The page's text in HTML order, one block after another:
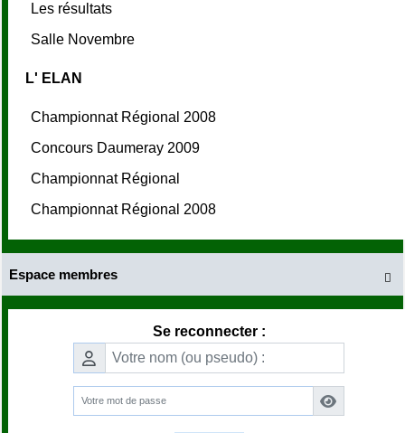
Les résultats
Salle Novembre
L' ELAN
Championnat Régional 2008
Concours Daumeray 2009
Championnat Régional
Championnat Régional 2008

Espace membres
Se reconnecter :